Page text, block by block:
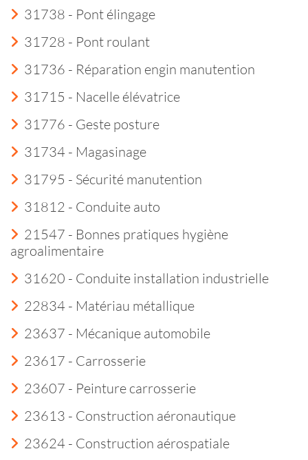
31738 - Pont élingage
31728 - Pont roulant
31736 - Réparation engin manutention
31715 - Nacelle élévatrice
31776 - Geste posture
31734 - Magasinage
31795 - Sécurité manutention
31812 - Conduite auto
21547 - Bonnes pratiques hygiène
agroalimentaire
31620 - Conduite installation industrielle
22834 - Matériau métallique
23637 - Mécanique automobile
23617 - Carrosserie
23607 - Peinture carrosserie
23613 - Construction aéronautique
23624 - Construction aérospatiale